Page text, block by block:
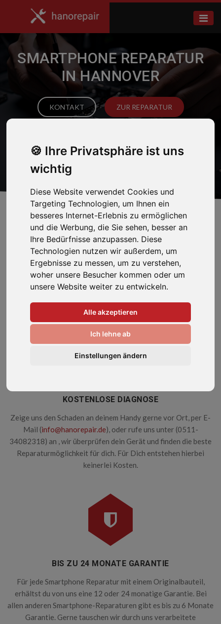
Ihre Privatsphäre ist uns
wichtig
Diese Website verwendet Cookies und
Targeting Technologien, um Ihnen ein
besseres Internet-Erlebnis zu ermöglichen
und die Werbung, die Sie sehen, besser an
Ihre Bedürfnisse anzupassen. Diese
Technologien nutzen wir außerdem, um
Ergebnisse zu messen, um zu verstehen,
woher unsere Besucher kommen oder um
unsere Website weiter zu entwickeln.
Alle akzeptieren
Ich lehne ab
Einstellungen ändern
SMARTPHONE REPARATUR
IN HANNOVER
KONTAKT ZUR REPARATUR
Handy Tablet
UNSER SERVICE FÜR DICH
Unser Team hilft Dir mit deinem
KOSTENLOSE DIAGNOSE
Zeige uns den Schaden an deinem Handy gerne vor Ort, per E-
Mail (info@hanorepair.de), oder rufe uns unter (0511-
34082318) an , wir überprüfen dein Gerät und finden die beste
Reparaturmöglichkeit für dich. Für Dich entstehen hierbei
keinerlei Kosten.
BIS ZU 24 MONATE GARANTIE
Für jede Smartphone Reparatur mit einem Originalbauteil,
erhältst du von uns eine 12 oder 24 monatige Garantie. Bei
allen anderen Smartphone-Reparaturen gibt es bis zu 6 Monate
Garantie. Gerne tauschen wir durch uns verarbeitete